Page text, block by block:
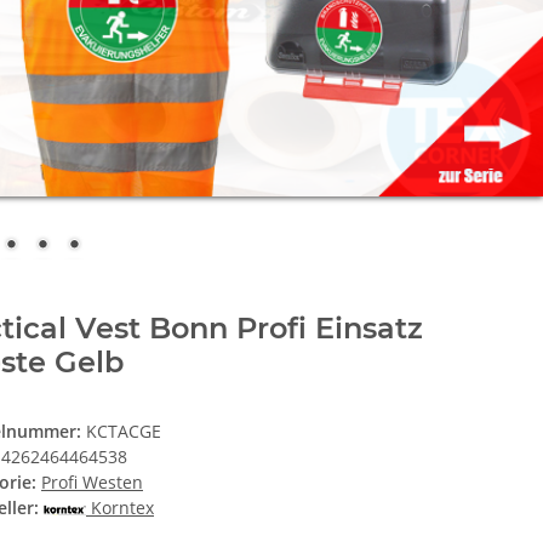
Vest Bonn Profi Einsatz
Gelb
KCTACGE
4262464464538
Profi Westen
Korntex